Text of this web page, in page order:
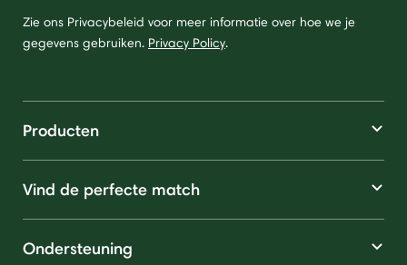
Zie ons Privacybeleid voor meer informatie over hoe we je
gegevens gebruiken. Privacy Policy.
Producten
Vind de perfecte match
Ondersteuning